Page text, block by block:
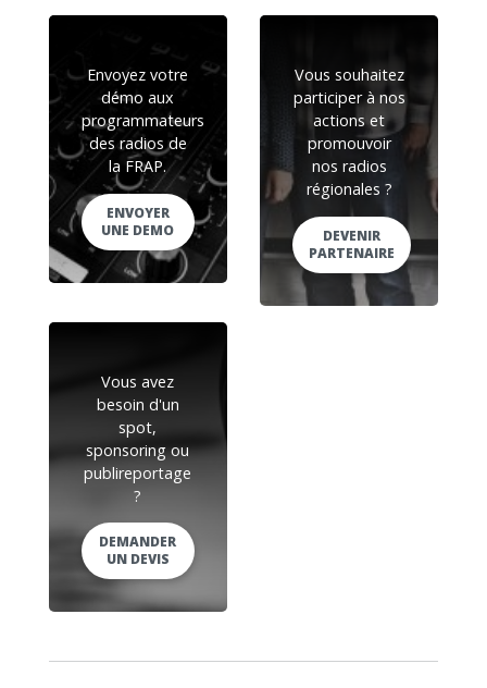
Envoyez votre
démo aux
programmateurs
des radios de
la FRAP.
ENVOYER
UNE DEMO
Vous souhaitez
participer à nos
actions et
promouvoir
nos radios
régionales ?
DEVENIR
PARTENAIRE
Vous avez
besoin d'un
spot,
sponsoring ou
publireportage
?
DEMANDER
UN DEVIS